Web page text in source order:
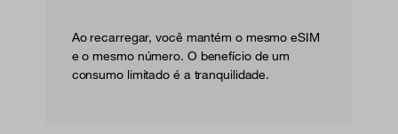
Ao recarregar, você mantém o mesmo eSIM
e o mesmo número. O benefício de um
consumo limitado é a tranquilidade.